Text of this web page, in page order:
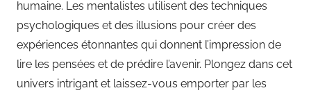
humaine. Les mentalistes utilisent des techniques
psychologiques et des illusions pour créer des
expériences étonnantes qui donnent l’impression de
lire les pensées et de prédire l’avenir. Plongez dans cet
univers intrigant et laissez-vous emporter par les